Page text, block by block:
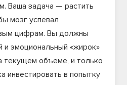
Ваша задача — растить
мозг успевал
цифрам. Вы должны
и эмоциональный «жирок»
текущем объеме, и только
инвестировать в попытку